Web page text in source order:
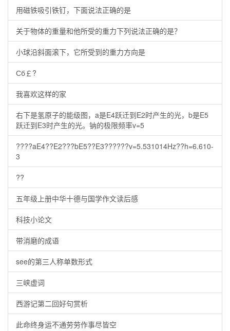
用磁铁吸引铁钉，下面说法正确的是
关于物体的重量和他所受的重力下列说法正确的是？
小球沿斜面滚下，它所受到的重力方向是
Сб￡?
我喜欢这样的家
右下是氢原子的能级图，a是E4跃迁到E2时产生的光，b是E5
跃迁到E3时产生的光。钠的极限频率v=5
????aE4??E2???bE5??E3??????v=5.531014Hz??h=6.610-
3
??
五年级上册中华十德与国学作文读后感
科技小论文
带消磨的成语
see的第三人称单数形式
三峡虚词
西游记第二回好句赏析
此命终身运不通劳劳作事尽皆空